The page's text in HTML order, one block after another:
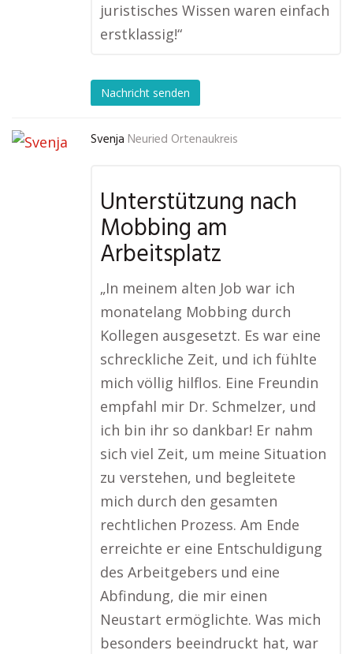
juristisches Wissen waren einfach
erstklassig!“
Nachricht senden
Svenja Neuried Ortenaukreis
Unterstützung nach
Mobbing am
Arbeitsplatz
„In meinem alten Job war ich
monatelang Mobbing durch
Kollegen ausgesetzt. Es war eine
schreckliche Zeit, und ich fühlte
mich völlig hilflos. Eine Freundin
empfahl mir Dr. Schmelzer, und
ich bin ihr so dankbar! Er nahm
sich viel Zeit, um meine Situation
zu verstehen, und begleitete
mich durch den gesamten
rechtlichen Prozess. Am Ende
erreichte er eine Entschuldigung
des Arbeitgebers und eine
Abfindung, die mir einen
Neustart ermöglichte. Was mich
besonders beeindruckt hat, war